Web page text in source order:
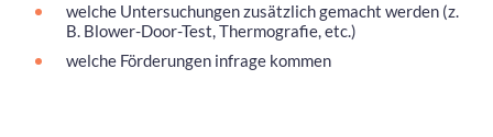
welche Untersuchungen zusätzlich gemacht werden (z.
B. Blower-Door-Test, Thermografie, etc.)
welche Förderungen infrage kommen